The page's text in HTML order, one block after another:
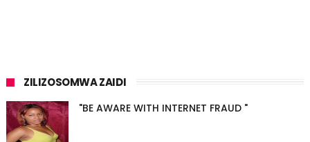
ZILIZOSOMWA ZAIDI
"BE AWARE WITH INTERNET FRAUD "